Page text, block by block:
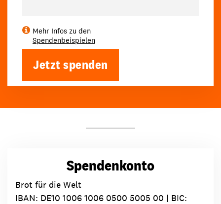
Mehr Infos zu den
Spendenbeispielen
Jetzt spenden
Spendenkonto
Brot für die Welt
IBAN: DE10 1006 1006 0500 5005 00 | BIC: